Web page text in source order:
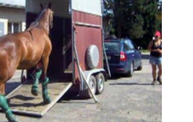
© 2026 eStránky.cz